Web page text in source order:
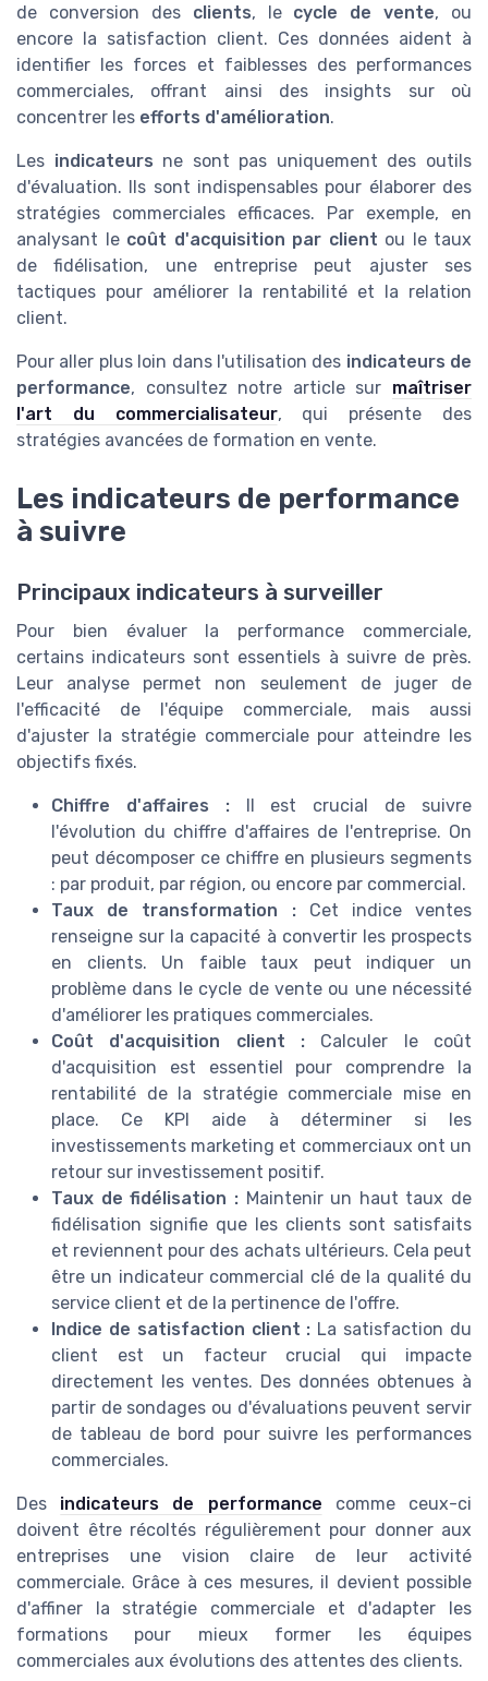
de conversion des clients, le cycle de vente, ou
encore la satisfaction client. Ces données aident à
identifier les forces et faiblesses des performances
commerciales, offrant ainsi des insights sur où
concentrer les efforts d'amélioration.
Les indicateurs ne sont pas uniquement des outils
d'évaluation. Ils sont indispensables pour élaborer des
stratégies commerciales efficaces. Par exemple, en
analysant le coût d'acquisition par client ou le taux
de fidélisation, une entreprise peut ajuster ses
tactiques pour améliorer la rentabilité et la relation
client.
Pour aller plus loin dans l'utilisation des indicateurs de
performance, consultez notre article sur maîtriser
l'art du commercialisateur, qui présente des
stratégies avancées de formation en vente.
Les indicateurs de performance
à suivre
Principaux indicateurs à surveiller
Pour bien évaluer la performance commerciale,
certains indicateurs sont essentiels à suivre de près.
Leur analyse permet non seulement de juger de
l'efficacité de l'équipe commerciale, mais aussi
d'ajuster la stratégie commerciale pour atteindre les
objectifs fixés.
Chiffre d'affaires :Il est crucial de suivre
l'évolution du chiffre d'affaires de l'entreprise. On
peut décomposer ce chiffre en plusieurs segments
: par produit, par région, ou encore par commercial.
Taux de transformation :Cet indice ventes
renseigne sur la capacité à convertir les prospects
en clients. Un faible taux peut indiquer un
problème dans le cycle de vente ou une nécessité
d'améliorer les pratiques commerciales.
Coût d'acquisition client : Calculer le coût
d'acquisition est essentiel pour comprendre la
rentabilité de la stratégie commerciale mise en
place. Ce KPI aide à déterminer si les
investissements marketing et commerciaux ont un
retour sur investissement positif.
Taux de fidélisation :Maintenir un haut taux de
fidélisation signifie que les clients sont satisfaits
et reviennent pour des achats ultérieurs. Cela peut
être un indicateur commercial clé de la qualité du
service client et de la pertinence de l'offre.
Indice de satisfaction client : La satisfaction du
client est un facteur crucial qui impacte
directement les ventes. Des données obtenues à
partir de sondages ou d'évaluations peuvent servir
de tableau de bord pour suivre les performances
commerciales.
Des indicateurs de performance comme ceux-ci
doivent être récoltés régulièrement pour donner aux
entreprises une vision claire de leur activité
commerciale. Grâce à ces mesures, il devient possible
d'affiner la stratégie commerciale et d'adapter les
formations pour mieux former les équipes
commerciales aux évolutions des attentes des clients.